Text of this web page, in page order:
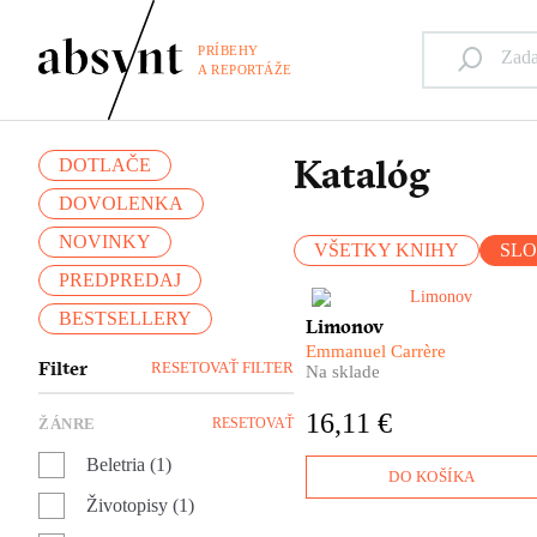
PRÍBEHY
A REPORTÁŽE
DOTLAČE
DOVOLENKA
NOVINKY
PREDPREDAJ
BESTSELLERY
Filter RESETOVAŤ FILTER
ŽÁNRE RESETOVAŤ
Beletria (1)
Životopisy (1)
Katalóg
VŠETKY KNIHY
Emmanuel Carrère sa rozhodol
knižne spracovať život jednej z
najkontroverznejších osobností
jeho neľahkého detstva až po
pokusy o získanie uznania
Limonov
Emmanuel Carrère
Na sklade
16,11 €
DO KOŠÍKA